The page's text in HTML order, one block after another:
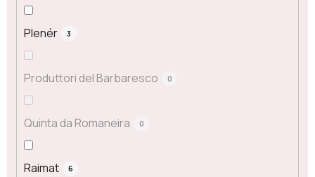
Plenér 3
Produttori del Barbaresco 0
Quinta da Romaneira 0
Raimat 6